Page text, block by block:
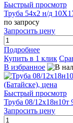
Быстрый просмотр
Труба 54х2 н/д
по запросу
Запросить цену
Подробнее
Купить в 1 клик
В избранное
Быстрый просмотр
Труба 08/12х18н10т
Запросить цену